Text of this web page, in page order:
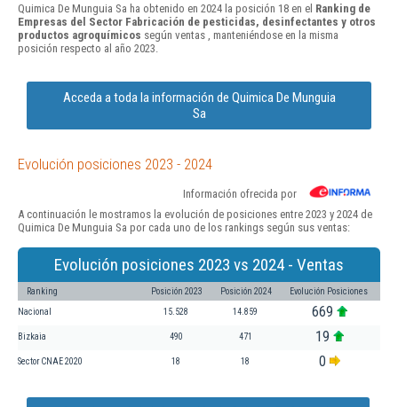
Quimica De Munguia Sa ha obtenido en 2024 la posición 18 en el Ranking de
Empresas del Sector Fabricación de pesticidas, desinfectantes y otros
productos agroquímicos según ventas , manteniéndose en la misma
posición respecto al año 2023.
Acceda a toda la información de Quimica De Munguia
Sa
Evolución posiciones 2023 - 2024
Información ofrecida por
A continuación le mostramos la evolución de posiciones entre 2023 y 2024 de
Quimica De Munguia Sa por cada uno de los rankings según sus ventas:
Evolución posiciones 2023 vs 2024 - Ventas
Ranking Posición 2023 Posición 2024 Evolución Posiciones
Nacional 15.528 14.859 669
Bizkaia 490 471 19
Sector CNAE 2020 18 18 0